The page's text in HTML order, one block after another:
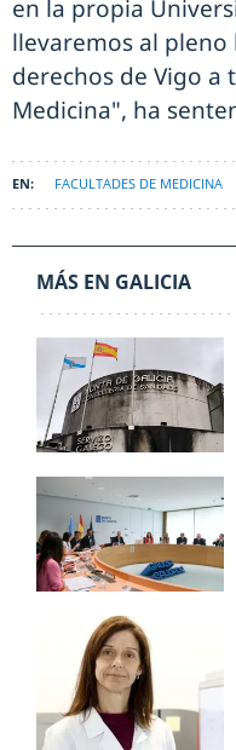
en la propia
llevaremos al
derechos de Vigo a
Medicina", ha
FACULTADES DE MEDICINA
MÁS EN GALICIA